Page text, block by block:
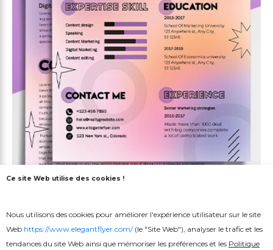
Gratuit
Ce site Web utilise des cookies !
Nous utilisons des cookies pour améliorer l'expérience utilisateur sur le site
Web https://www.elegantflyer.com/(le "Site Web"), analyser le trafic et les
tendances du site Web ainsi que mémoriser les préférences et les Politique